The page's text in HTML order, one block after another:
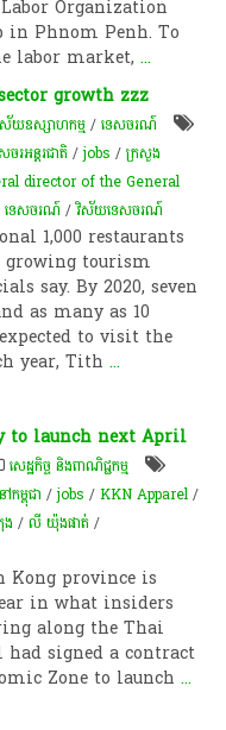
Organization
in Phnom Penh. To
labor market,...
growth zzz
យឧស្សាហកម្ម /ទេសចរណ៍
ចរ​អន្តរ​ជាតិ /jobs /ក្រសួង
director of the General
ទេសចរណ៍ /​វិស័យ​ទេសចរណ៍
1,000 restaurants
growing tourism
say. By 2020, seven
as many as 10
to visit the
year, Tith...
to launch next April
សេដ្ឋកិច្ច និងពាណិជ្ជកម្ម
កម្ពុជា /jobs /KKN Apparel /
ង​​​ /លី យ៉ុងផាត់ /
province is
in what insiders
along the Thai
had signed a contract
Zone to launch...